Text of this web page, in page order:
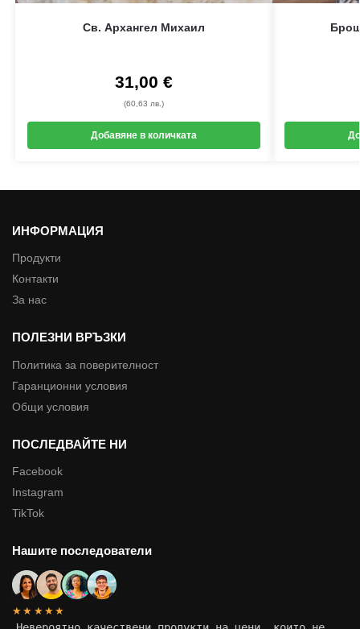
Св. Архангел Михаил
31,00 €
(60,63 лв.)
Добавяне в количката
ИНФОРМАЦИЯ
Продукти
Контакти
За нас
ПОЛЕЗНИ ВРЪЗКИ
Политика за поверителност
Гаранционни условия
Общи условия
ПОСЛЕДВАЙТЕ НИ
Facebook
Instagram
TikTok
Нашите последователи
★★★★★